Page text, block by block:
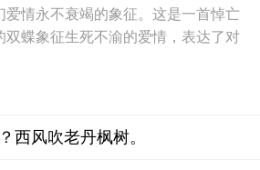
爱情永不衰竭的象征。这是一首悼亡
双蝶象征生死不渝的爱情，表达了对
西风吹老丹枫树。